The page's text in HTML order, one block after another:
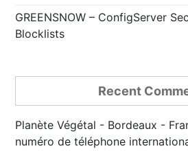
GREENSNOW – ConfigServer
Blocklists
Recent
Planète Végétal - Bordeaux -
numéro de téléphone